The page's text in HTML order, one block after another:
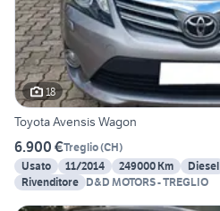
18
Toyota Avensis Wagon
6.900 €Treglio(CH)
Usato
11/2014 249000 Km Diesel
Rivenditore D&D MOTORS - TREGLIO